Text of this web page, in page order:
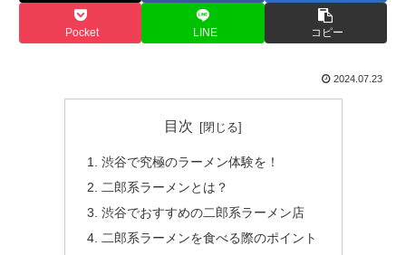
Pocket LINE コピー
2024.07.23
目次
渋谷で究極のラーメン体験を！
二郎系ラーメンとは？
渋谷でおすすめの二郎系ラーメン店
二郎系ラーメンを食べる際のポイント